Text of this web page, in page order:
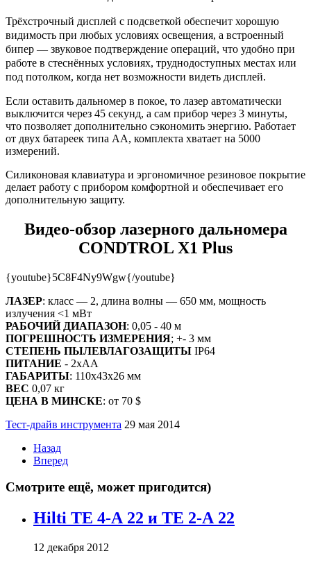
Трёхстрочный дисплей с подсветкой обеспечит хорошую
видимость при любых условиях освещения, а встроенный
бипер — звуковое подтверждение операций, что удобно при
работе в стеснённых условиях, труднодоступных местах или
под потолком, когда нет возможности видеть дисплей.
Если оставить дальномер в покое, то лазер автоматически
выключится через 45 секунд, а сам прибор через 3 минуты,
что позволяет дополнительно сэкономить энергию. Работает
от двух батареек типа АА, комплекта хватает на 5000
измерений.
Силиконовая клавиатура и эргономичное резиновое покрытие
делает работу с прибором комфортной и обеспечивает его
дополнительную защиту.
Видео-обзор лазерного дальномера
CONDTROL X1 Plus
{youtube}5C8F4Ny9Wgw{/youtube}
ЛАЗЕР: класс — 2, длина волны — 650 мм, мощность
излучения <1 мВт
РАБОЧИЙ ДИАПАЗОН: 0,05 - 40 м
ПОГРЕШНОСТЬ ИЗМЕРЕНИЯ; +- 3 мм
СТЕПЕНЬ ПЫЛЕВЛАГОЗАЩИТЫ IP64
ПИТАНИЕ - 2хАА
ГАБАРИТЫ: 110x43x26 мм
ВЕС 0,07 кг
ЦЕНА В МИНСКЕ: от 70 $
Тест-драйв инструмента 29 мая 2014
Назад
Вперед
Смотрите ещё, может пригодится)
Hilti ТЕ 4-А 22 и ТЕ 2-А 22
12 декабря 2012